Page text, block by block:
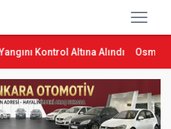
Altına Alındı Osmaniye’de Tren